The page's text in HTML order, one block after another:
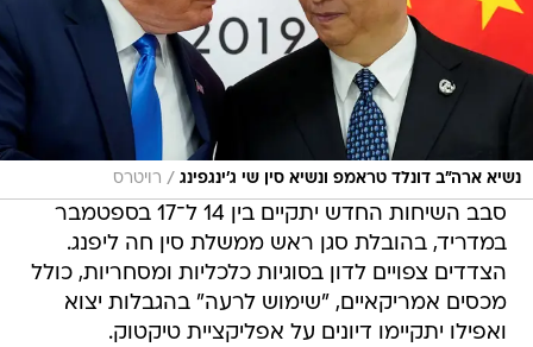
נשיא ארה"ב דונלד טראמפ ונשיא סין שי ג'ינגפינג / רויטרס
סבב השיחות החדש יתקיים בין 14 ל־17 בספטמבר
במדריד, בהובלת סגן ראש ממשלת סין חה ליפנג.
הצדדים צפויים לדון בסוגיות כלכליות ומסחריות, כולל
מכסים אמריקאיים, "שימוש לרעה" בהגבלות יצוא
ואפילו יתקיימו דיונים על אפליקציית טיקטוק.